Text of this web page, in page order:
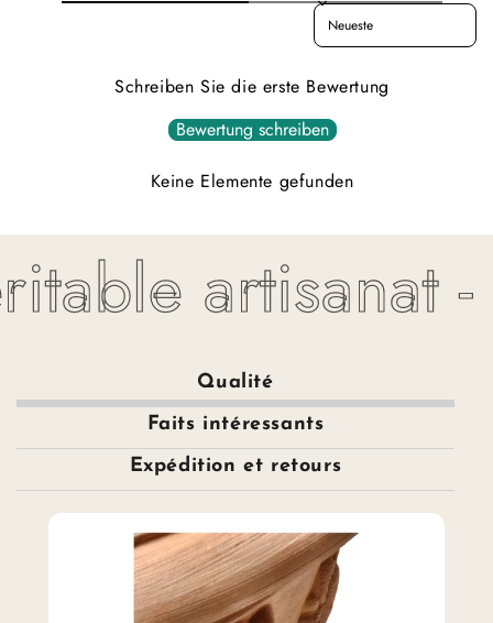
Sort reviews by
Schreiben Sie die erste Bewertung
Bewertung schreiben
Keine Elemente gefunden
artisanat -
Qualité
Faits intéressants
Expédition et retours